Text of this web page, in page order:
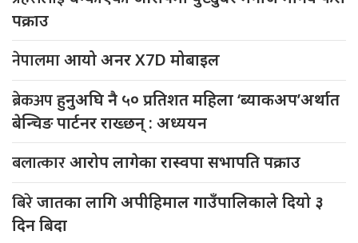
पक्राउ
नेपालमाआयो अनर X7D मोबाइल
ब्रेकअपहुनुअघि नै ५० प्रतिशत महिला ‘ब्याकअप’अर्थात
बेन्चिङ पार्टनर राख्छन् : अध्ययन
बलात्कारआरोप लागेका रास्वपा सभापति पक्राउ
बिरेजातका लागि अपीहिमाल गाउँपालिकाले दियो ३
दिन बिदा